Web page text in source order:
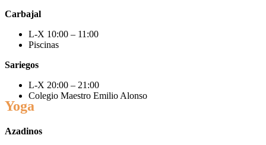
Carbajal
L-X 10:00 – 11:00
Piscinas
Sariegos
L-X 20:00 – 21:00
Colegio Maestro Emilio Alonso
Yoga
Azadinos